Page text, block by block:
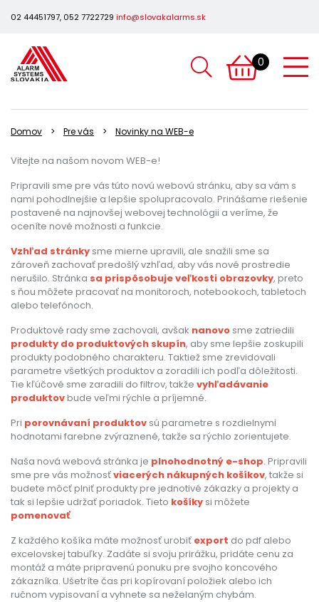
02 44451797, 052 7722729 info@slovakalarms.sk
0
Domov Pre vás Novinky na WEB-e
Vitejte na našom novom WEB-e!
Pripravili sme pre vás túto novú webovú stránku, aby sa vám s
nami pohodlnejšie a lepšie spolupracovalo. Prinášame riešenie
postavené na najnovšej webovej technológii a veríme, že
oceníte nové možnosti a funkcie.
Vzhľad stránky sme mierne upravili, ale snažili sme sa
zároveň zachovať predošlý vzhľad, aby vás nové prostredie
nerušilo. Stránka sa prispôsobuje veľkosti obrazovky, preto
s ňou môžete pracovať na monitoroch, notebookoch, tabletoch
alebo telefónoch.
Produktové rady sme zachovali, avšak nanovo sme zatriedili
produkty do produktových skupín, aby sme lepšie zoskupili
produkty podobného charakteru. Taktiež sme zrevidovali
parametre všetkých produktov a zoradili ich podľa dôležitosti.
Tie kľúčové sme zaradili do filtrov, takže vyhľadávanie
produktovbude veľmi rýchle a príjemné.
Pri porovnávaní produktov sú parametre s rozdielnymi
hodnotami farebne zvýraznené, takže sa rýchlo zorientujete.
Naša nová webová stránka je plnohodnotný e-shop. Pripravili
sme pre vás možnosťviacerých nákupných košíkov, takže si
budete môcť plniť produkty pre jednotivé zákazky a projekty a
tak si lepšie udržať poriadok. Tieto košíky si môžete
pomenovať.
Z každého košíka máte možnosť urobiť export do pdf alebo
excelovskej tabuľky. Zadáte si svoju prirážku, pridáte cenu za
montáž a máte pripravenú ponuku pre svojho koncového
zákazníka. Ušetríte čas pri kopírovaní položiek alebo ich
ručnom vypisovaní a vyhnete sa neželaným chybám.